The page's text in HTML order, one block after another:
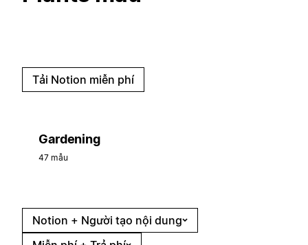
Tải Notion miễn phí
Gardening
47 mẫu
Notion + Người tạo nội dung